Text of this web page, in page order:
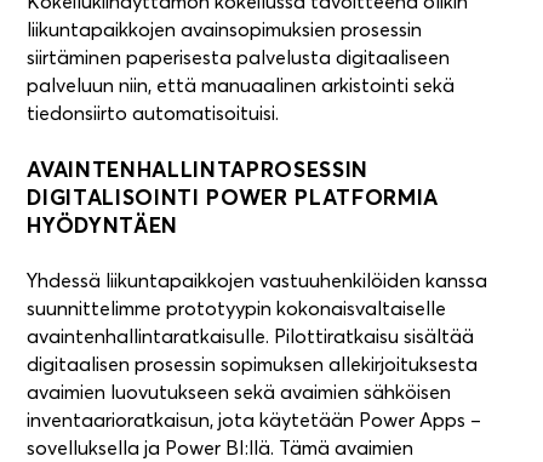
0,1
liikuntapaikkojen avainsopimuksien prosessin
siirtäminen paperisesta palvelusta digitaaliseen
palveluun niin, että manuaalinen arkistointi sekä
tiedonsiirto automatisoituisi.
AVAINTENHALLINTAPROSESSIN
DIGITALISOINTI POWER PLATFORMIA
HYÖDYNTÄEN
Yhdessä liikuntapaikkojen vastuuhenkilöiden kanssa
suunnittelimme prototyypin kokonaisvaltaiselle
avaintenhallintaratkaisulle. Pilottiratkaisu sisältää
digitaalisen prosessin sopimuksen allekirjoituksesta
avaimien luovutukseen sekä avaimien sähköisen
inventaarioratkaisun, jota käytetään Power Apps –
sovelluksella ja Power BI:llä. Tämä avaimien